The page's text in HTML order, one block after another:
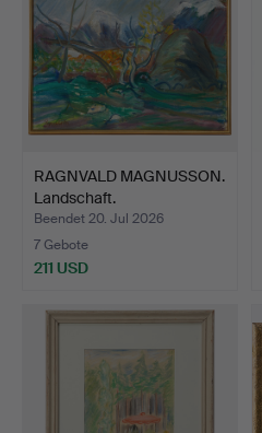
RAGNVALD MAGNUSSON.
Landschaft.
Beendet 20. Jul 2026
7 Gebote
211 USD